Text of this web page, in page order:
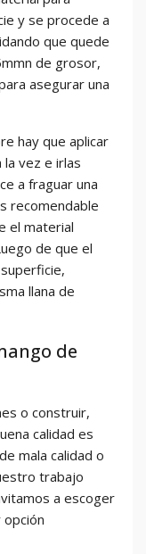
y se procede a
que quede
de grosor,
asegurar una
hay que aplicar
la vez e irlas
a fraguar una
recomendable
el material
de que el
llana de
de
o construir,
calidad es
mala calidad o
trabajo
a escoger